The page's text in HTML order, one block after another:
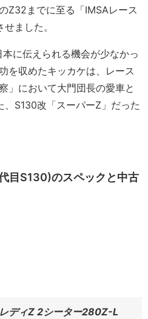
Z32までに至る「IMSAレース
ました。
に伝えられる機会が少なかっ
を収めたキッカケは、レース
」において大門団長の愛車と
、S130改「スーパーZ」だった
目S130)のスペックと中古
ディZ 2シーター280Z-L